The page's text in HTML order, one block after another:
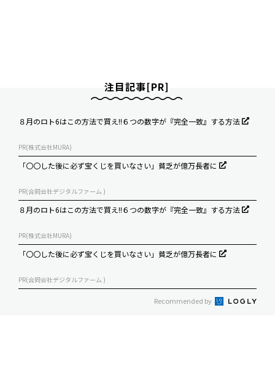
注目記事[PR]
８月のロト6はこの方法で買え!!６つの数字が『完全一致』する方法
PR(株式会社MURA)
「〇〇した後に必ず宝くじを買いなさい」貧乏が億万長者に
PR(合同会社デジタルファーム )
８月のロト6はこの方法で買え!!６つの数字が『完全一致』する方法
PR(株式会社MURA)
「〇〇した後に必ず宝くじを買いなさい」貧乏が億万長者に
PR(合同会社デジタルファーム )
Recommended by